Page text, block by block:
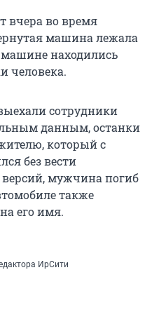
вчера во время
машина лежала
находились
человека.
сотрудники
данным, останки
который с
без вести
мужчина погиб
также
его имя.
ИрСити